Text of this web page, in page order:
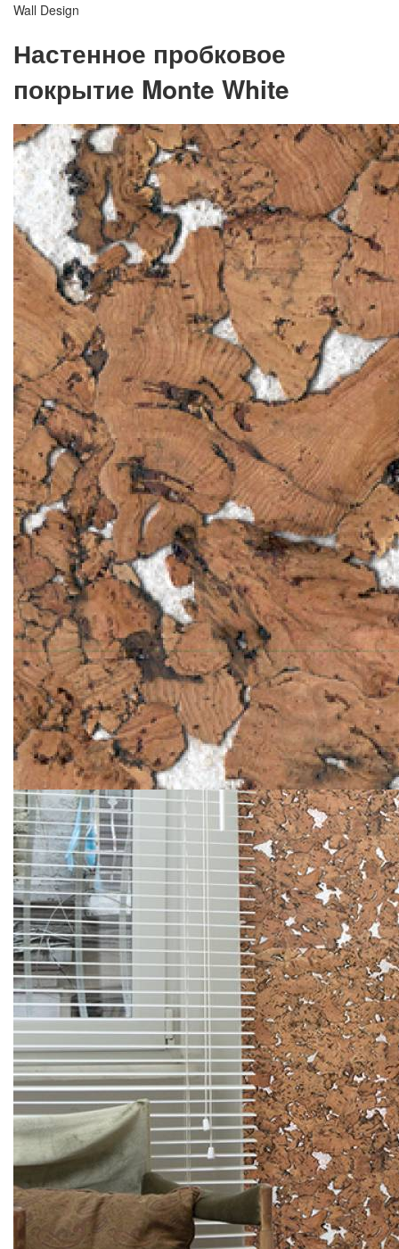
Wall Design
Настенное пробковое
покрытие Monte White